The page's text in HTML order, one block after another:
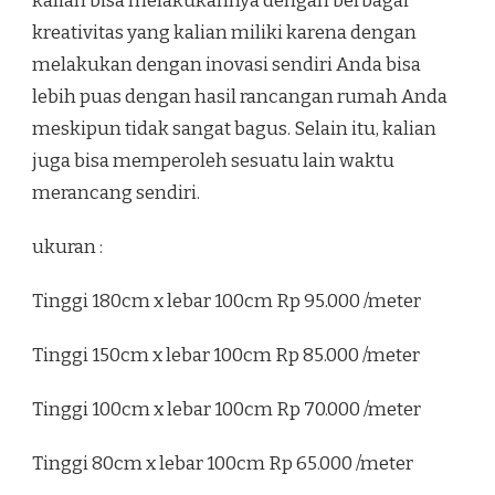
kreativitas yang kalian miliki karena dengan
melakukan dengan inovasi sendiri Anda bisa
lebih puas dengan hasil rancangan rumah Anda
meskipun tidak sangat bagus. Selain itu, kalian
juga bisa memperoleh sesuatu lain waktu
merancang sendiri.
ukuran :
Tinggi 180cm x lebar 100cm Rp 95.000 /meter
Tinggi 150cm x lebar 100cm Rp 85.000 /meter
Tinggi 100cm x lebar 100cm Rp 70.000 /meter
Tinggi 80cm x lebar 100cm Rp 65.000 /meter